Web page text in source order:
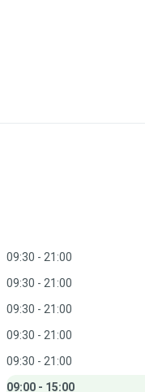
09:30 - 21:00
09:30 - 21:00
09:30 - 21:00
09:30 - 21:00
09:30 - 21:00
09:00 - 15:00